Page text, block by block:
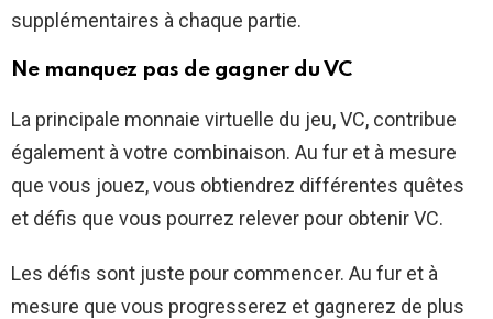
supplémentaires à chaque partie.
Ne manquez pas de gagner du VC
La principale monnaie virtuelle du jeu, VC, contribue
également à votre combinaison. Au fur et à mesure
que vous jouez, vous obtiendrez différentes quêtes
et défis que vous pourrez relever pour obtenir VC.
Les défis sont juste pour commencer. Au fur et à
mesure que vous progresserez et gagnerez de plus